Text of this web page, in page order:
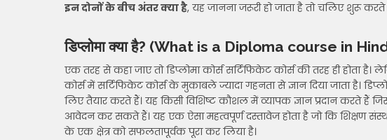
इन दोनों के बीच अंतर क्या है, यह जानना जरूरी हो जाता है तो चलिए शुरू
डिप्लोमा क्या है? (What is a Diploma course in
एक तरह से कहा जाए तो डिप्लोमा कोर्स सर्टिफिकेट कोर्स की तरह ही होता है।
कोर्स में सर्टिफिकेट कोर्स के मुकाबले ज्यादा गहनता से ज्ञान दिया जाता है।
लिए तैयार करते हैं। यह किसी विशिष्ट कौशल में व्यापक ज्ञान प्रदान करते हैं
आवेदन कर सकते हैं। यह एक ऐसा महत्वपूर्ण दस्तावेज होता है जो कि शिक्षण संस्था
के एक क्षेत्र को सफलतापूर्वक पूरा कर लिया है।